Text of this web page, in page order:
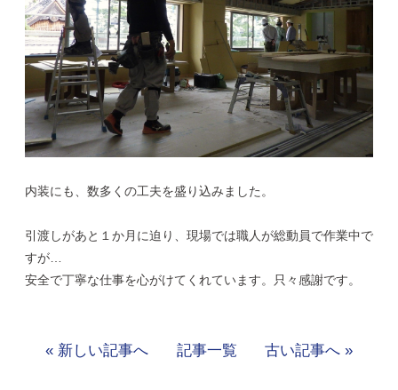
内装にも、数多くの工夫を盛り込みました。
引渡しがあと１か月に迫り、現場では職人が総動員で作業中で
すが…
安全で丁寧な仕事を心がけてくれています。只々感謝です。
« 新しい記事へ 記事一覧 古い記事へ »